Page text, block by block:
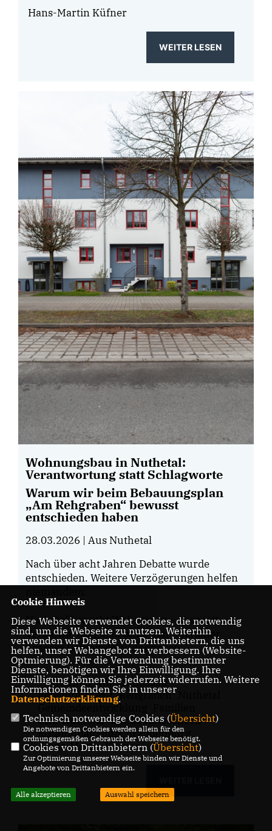
Hans-Martin Küfner
WEITER LESEN
Wohnungsbau in Nuthetal:
Verantwortung statt Schlagworte
Warum wir beim Bebauungsplan
Am Rehgraben“ bewusst
entschieden haben
28.03.2026 | Aus Nuthetal
Nach über acht Jahren Debatte wurde
entschieden. Weitere Verzögerungen helfen
Nuthetal braucht Wohnraum – aber mit
Verantwortung und ohne den Charakter
unserer Gemeinde zu zerstören.
Wohnen Wohnungsbau
Bebauungsplan Rehgraben
Gemeindeentwicklung
CDU Nuthetal Daniel Hotescheck
Kommunalpolitik Brandenburg
|Hans-Martin Küfner
Cookie Hinweis
Diese Webseite verwendet Cookies, die notwendig
sind, um die Webseite zu nutzen. Weiterhin
verwenden wir Dienste von Drittanbietern, die uns
helfen, unser Webangebot zu verbessern (Website-
Optmierung). Für die Verwendung bestimmter
Dienste, benötigen wir Ihre Einwilligung. Ihre
Einwilligung können Sie jederzeit widerrufen. Weitere
Informationen finden Sie in unserer
Datenschutzerklärung.
Technisch notwendige Cookies (Übersicht)
Die notwendigen Cookies werden allein für den
ordnungsgemäßen Gebrauch der Webseite benötigt.
Cookies von Drittanbietern (Übersicht)
Zur Optimierung unserer Webseite binden wir Dienste und
Angebote von Drittanbietern ein.
Alle akzeptieren Auswahl speichern